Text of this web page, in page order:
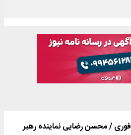
فوری / محسن رضایی نماینده رهبر